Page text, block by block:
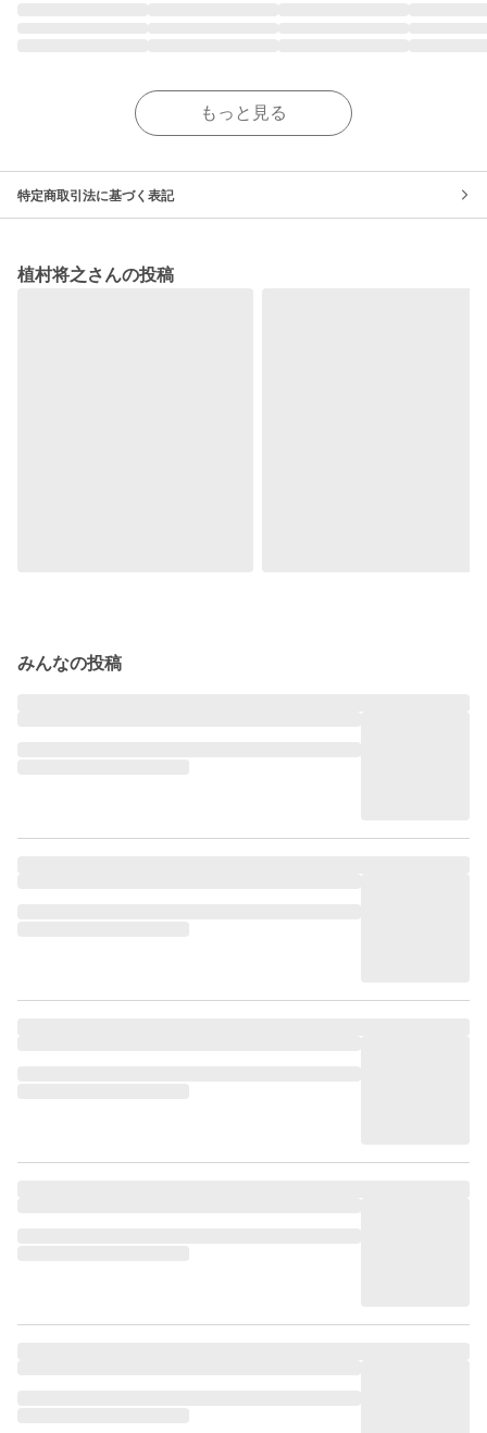
もっと見る
特定商取引法に基づく表記
植村将之さんの投稿
みんなの投稿